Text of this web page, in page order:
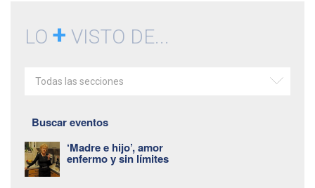
LO + VISTO DE...
Todas las secciones
Buscar eventos
‘Madre e hijo’, amor
enfermo y sin límites